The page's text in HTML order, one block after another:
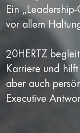
Ein
vor allem
20HERTZ
Karriere und
aber auch
Executive